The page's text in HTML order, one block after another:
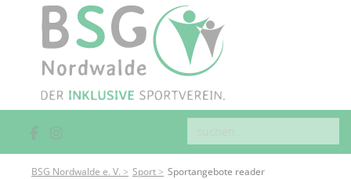
BSG Nordwalde e. V. Sport Sportangebote reader